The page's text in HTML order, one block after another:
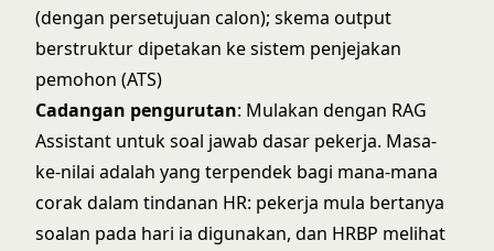
(dengan persetujuan calon); skema output
berstruktur dipetakan ke sistem penjejakan
pemohon (ATS)
Cadangan pengurutan: Mulakan dengan RAG
Assistant untuk soal jawab dasar pekerja. Masa-
ke-nilai adalah yang terpendek bagi mana-mana
corak dalam tindanan HR: pekerja mula bertanya
soalan pada hari ia digunakan, dan HRBP melihat